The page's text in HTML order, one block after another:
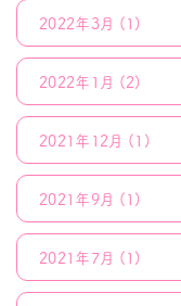
2022年3月 (1)
2022年1月 (2)
2021年12月 (1)
2021年9月 (1)
2021年7月 (1)